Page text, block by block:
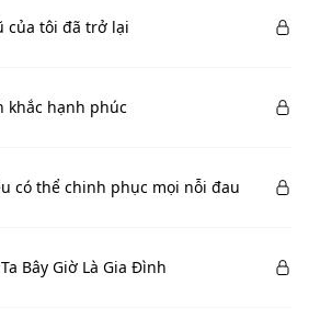
của tôi đã trở lại
khắc hạnh phúc
có thể chinh phục mọi nỗi đau
Bây Giờ Là Gia Đình